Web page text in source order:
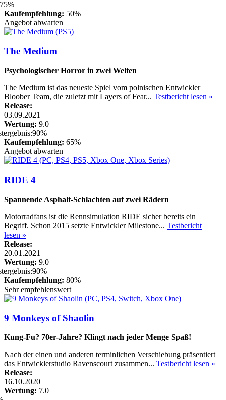
Kaufempfehlung: 50%
Angebot abwarten
The Medium
Psychologischer Horror in zwei Welten
The Medium ist das neueste Spiel vom polnischen Entwickler
Bloober Team, die zuletzt mit Layers of Fear... Testbericht lesen »
Release:
03.09.2021
Wertung: 9.0
Kaufempfehlung: 65%
Angebot abwarten
RIDE 4
Spannende Asphalt-Schlachten auf zwei Rädern
Motorradfans ist die Rennsimulation RIDE sicher bereits ein
Begriff. Schon 2015 setzte Entwickler Milestone... Testbericht
lesen »
Release:
20.01.2021
Wertung: 9.0
Kaufempfehlung: 80%
Sehr empfehlenswert
9 Monkeys of Shaolin
Kung-Fu? 70er-Jahre? Klingt nach jeder Menge Spaß!
Nach der einen und anderen terminlichen Verschiebung präsentiert
das Entwicklerstudio Ravenscourt zusammen... Testbericht lesen »
Release:
16.10.2020
Wertung: 7.0